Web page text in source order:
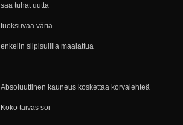
saa tuhat uutta
tuoksuvaa väriä
enkelin siipisulilla maalattua
Absoluuttinen kauneus koskettaa korvalehteä
Koko taivas soi